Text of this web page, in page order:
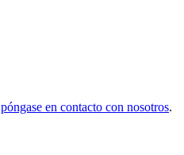
póngase en contacto con nosotros.